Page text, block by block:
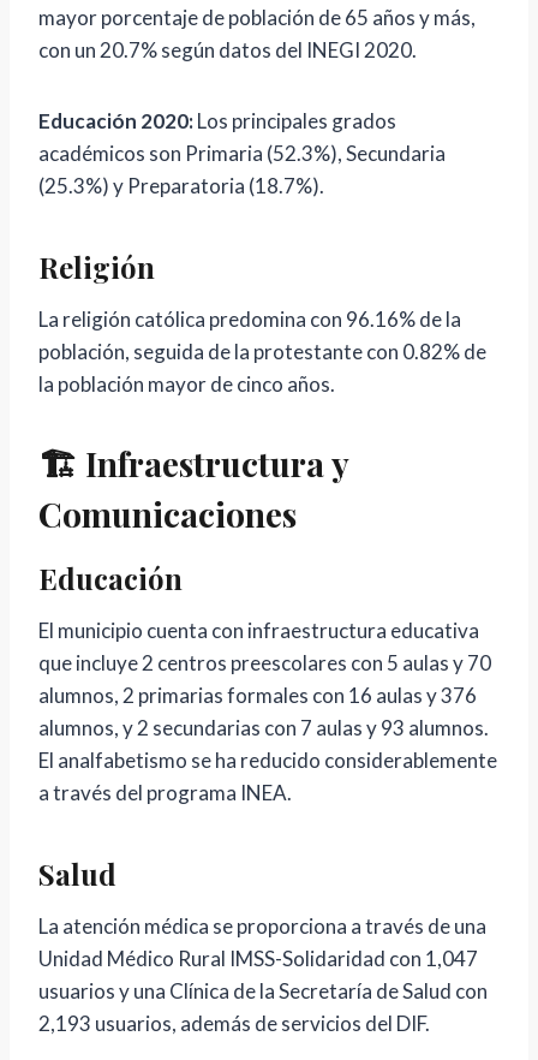
mayor porcentaje de población de 65 años y más,
con un 20.7% según datos del INEGI 2020.
Educación 2020:Los principales grados
académicos son Primaria (52.3%), Secundaria
(25.3%) y Preparatoria (18.7%).
Religión
La religión católica predomina con 96.16% de la
población, seguida de la protestante con 0.82% de
la población mayor de cinco años.
🏗️ Infraestructura y
Comunicaciones
Educación
El municipio cuenta con infraestructura educativa
que incluye 2 centros preescolares con 5 aulas y 70
alumnos, 2 primarias formales con 16 aulas y 376
alumnos, y 2 secundarias con 7 aulas y 93 alumnos.
El analfabetismo se ha reducido considerablemente
a través del programa INEA.
Salud
La atención médica se proporciona a través de una
Unidad Médico Rural IMSS-Solidaridad con 1,047
usuarios y una Clínica de la Secretaría de Salud con
2,193 usuarios, además de servicios del DIF.